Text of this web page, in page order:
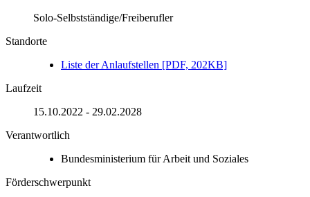
Solo-Selbstständige/Freiberufler
Standorte
Lis­te der An­lauf­stel­len [PDF, 202KB]
Laufzeit
15.10.2022 - 29.02.2028
Verantwortlich
Bundesministerium für Arbeit und Soziales
Förderschwerpunkt